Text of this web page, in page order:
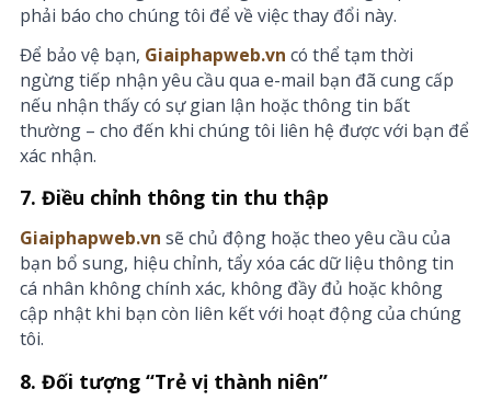
phải báo cho chúng tôi để về việc thay đổi này.
Để bảo vệ bạn, Giaiphapweb.vn có thể tạm thời
ngừng tiếp nhận yêu cầu qua e-mail bạn đã cung cấp
nếu nhận thấy có sự gian lận hoặc thông tin bất
thường – cho đến khi chúng tôi liên hệ được với bạn để
xác nhận.
7. Điều chỉnh thông tin thu thập
Giaiphapweb.vn sẽ chủ động hoặc theo yêu cầu của
bạn bổ sung, hiệu chỉnh, tẩy xóa các dữ liệu thông tin
cá nhân không chính xác, không đầy đủ hoặc không
cập nhật khi bạn còn liên kết với hoạt động của chúng
tôi.
8. Đối tượng “Trẻ vị thành niên”